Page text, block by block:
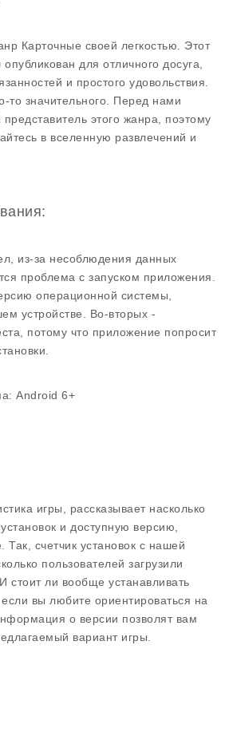
Карточные своей легкостью. Этот
для отличного досуга,
и простого удовольствия.
то значительного. Перед нами
представитель этого жанра, поэтому
в вселенную развлечений и
из-за несоблюдения данных
проблема с запуском приложения.
операционной системы,
устройстве. Во-вторых -
потому что приложение попросит
Android 6+
игры, рассказывает насколько
и доступную версию,
Так, счетчик установок с нашей
пользователей загрузили
стоит ли вообще устанавливать
вы любите ориентироваться на
о версии позволят вам
вариант игры.